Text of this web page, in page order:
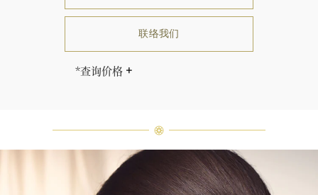
联络我们
*查询价格
宝石皆与众不同而采用独特镶嵌方
式，重量和宝石的等级亦不尽相同。
如有疑问，敬请咨询客户服务。